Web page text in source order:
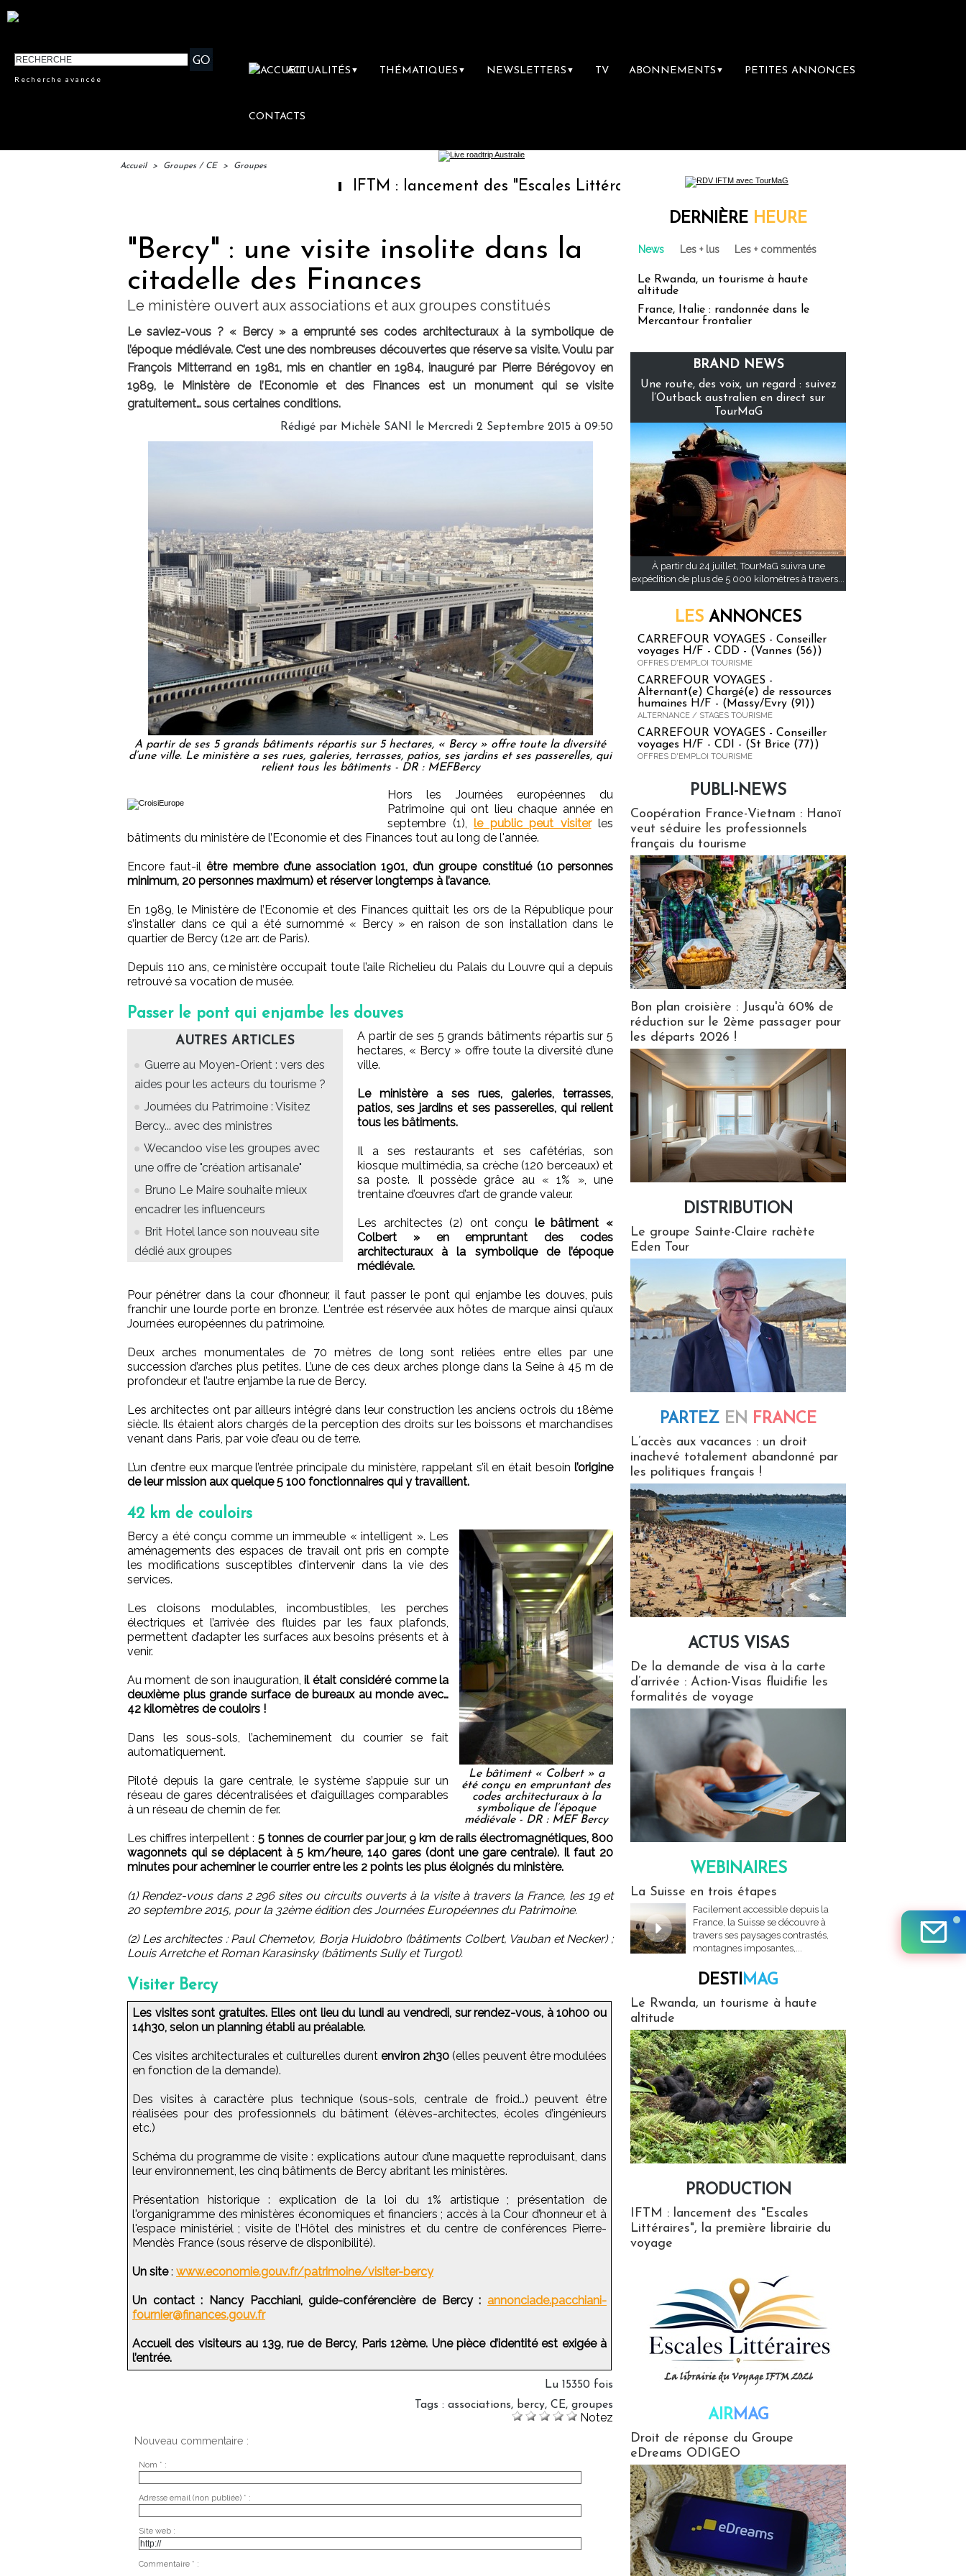
Recherche avancée
ACTUALITÉS ▼ THÉMATIQUES ▼ NEWSLETTERS ▼ TV ABONNEMENTS ▼ PETITES ANNONCES
CONTACTS
Accueil > Groupes / CE > Groupes
IFTM : lancement des "Escales Littéraires", la première librairie du voyage
"Bercy" : une visite insolite dans la
citadelle des Finances
Le ministère ouvert aux associations et aux groupes constitués
Le saviez-vous ? « Bercy » a emprunté ses codes architecturaux à la symbolique de
l’époque médiévale. C’est une des nombreuses découvertes que réserve sa visite. Voulu par
François Mitterrand en 1981, mis en chantier en 1984, inauguré par Pierre Bérégovoy en
1989, le Ministère de l’Economie et des Finances est un monument qui se visite
gratuitement… sous certaines conditions.
Rédigé par Michèle SANI le Mercredi 2 Septembre 2015 à 09:50
A partir de ses 5 grands bâtiments répartis sur 5 hectares, « Bercy » offre toute la diversité
d’une ville. Le ministère a ses rues, galeries, terrasses, patios, ses jardins et ses passerelles, qui
relient tous les bâtiments - DR : MEFBercy
Hors les Journées européennes du
Patrimoine qui ont lieu chaque année en
septembre (1), le public peut visiterles
bâtiments du ministère de l’Economie et des Finances tout au long de l'année.
Encore faut-ilêtre membre d’une association 1901, d’un groupe constitué (10 personnes
minimum, 20 personnes maximum) et réserver longtemps à l’avance.
En 1989, le Ministère de l’Economie et des Finances quittait les ors de la République pour
s’installer dans ce qui a été surnommé « Bercy » en raison de son installation dans le
quartier de Bercy (12e arr. de Paris).
Depuis 110 ans, ce ministère occupait toute l’aile Richelieu du Palais du Louvre qui a depuis
retrouvé sa vocation de musée.
Passer le pont qui enjambe les douves
AUTRES ARTICLES
Guerre au Moyen-Orient : vers des
aides pour les acteurs du tourisme ?
Journées du Patrimoine : Visitez
Bercy... avec des ministres
Wecandoo vise les groupes avec
une offre de "création artisanale"
Bruno Le Maire souhaite mieux
encadrer les influenceurs
Brit Hotel lance son nouveau site
dédié aux groupes
A partir de ses 5 grands bâtiments répartis sur 5
hectares, « Bercy » offre toute la diversité d’une
ville.
Le ministère a ses rues, galeries, terrasses,
patios, ses jardins et ses passerelles, qui relient
tous les bâtiments.
Il a ses restaurants et ses cafétérias, son
kiosque multimédia, sa crèche (120 berceaux) et
sa poste. Il possède grâce au « 1% », une
trentaine d’œuvres d’art de grande valeur.
Les architectes (2) ont conçu le bâtiment «
Colbert » en empruntant des codes
architecturaux à la symbolique de l’époque
médiévale.
Pour pénétrer dans la cour d’honneur, il faut passer le pont qui enjambe les douves, puis
franchir une lourde porte en bronze. L'entrée est réservée aux hôtes de marque ainsi qu’aux
Journées européennes du patrimoine.
Deux arches monumentales de 70 mètres de long sont reliées entre elles par une
succession d’arches plus petites. L’une de ces deux arches plonge dans la Seine à 45 m de
profondeur et l’autre enjambe la rue de Bercy.
Les architectes ont par ailleurs intégré dans leur construction les anciens octrois du 18ème
siècle. Ils étaient alors chargés de la perception des droits sur les boissons et marchandises
venant dans Paris, par voie d’eau ou de terre.
L’un d’entre eux marque l’entrée principale du ministère, rappelant s’il en était besoin l’origine
de leur mission aux quelque 5 100 fonctionnaires qui y travaillent.
42 km de couloirs
Le bâtiment « Colbert » a
été conçu en empruntant des
codes architecturaux à la
symbolique de l’époque
médiévale - DR : MEF Bercy
Bercy a été conçu comme un immeuble « intelligent ». Les
aménagements des espaces de travail ont pris en compte
les modifications susceptibles d’intervenir dans la vie des
services.
Les cloisons modulables, incombustibles, les perches
électriques et l’arrivée des fluides par les faux plafonds,
permettent d’adapter les surfaces aux besoins présents et à
venir.
Au moment de son inauguration, il était considéré comme la
deuxième plus grande surface de bureaux au monde avec…
42 kilomètres de couloirs !
Dans les sous-sols, l’acheminement du courrier se fait
automatiquement.
Piloté depuis la gare centrale, le système s’appuie sur un
réseau de gares décentralisées et d’aiguillages comparables
à un réseau de chemin de fer.
Les chiffres interpellent : 5 tonnes de courrier par jour, 9 km de rails électromagnétiques, 800
wagonnets qui se déplacent à 5 km/heure, 140 gares (dont une gare centrale). Il faut 20
minutes pour acheminer le courrier entre les 2 points les plus éloignés du ministère.
(1) Rendez-vous dans 2 296 sites ou circuits ouverts à la visite à travers la France, les 19 et
20 septembre 2015, pour la 32ème édition des Journées Européennes du Patrimoine.
(2) Les architectes : Paul Chemetov, Borja Huidobro (bâtiments Colbert, Vauban et Necker) ;
Louis Arretche et Roman Karasinsky (bâtiments Sully et Turgot).
Visiter Bercy
Les visites sont gratuites. Elles ont lieu du lundi au vendredi, sur rendez-vous, à 10h00 ou
14h30, selon un planning établi au préalable.
Ces visites architecturales et culturelles durent environ 2h30 (elles peuvent être modulées
en fonction de la demande).
Des visites à caractère plus technique (sous-sols, centrale de froid…) peuvent être
réalisées pour des professionnels du bâtiment (élèves-architectes, écoles d’ingénieurs
etc.)
Schéma du programme de visite : explications autour d’une maquette reproduisant, dans
leur environnement, les cinq bâtiments de Bercy abritant les ministères.
Présentation historique : explication de la loi du 1% artistique ; présentation de
l'organigramme des ministères économiques et financiers ; accès à la Cour d’honneur et à
l'espace ministériel ; visite de l’Hôtel des ministres et du centre de conférences Pierre-
Mendès France (sous réserve de disponibilité).
Un site: www.economie.gouv.fr/patrimoine/visiter-bercy
Un contact : Nancy Pacchiani, guide-conférencière de Bercy : annonciade.pacchiani-
fournier@finances.gouv.fr
Accueil des visiteurs au 139, rue de Bercy, Paris 12ème. Une pièce d’identité est exigée à
l’entrée.
Lu 15350 fois
Tags : associations, bercy, CE, groupes
Notez
Nouveau commentaire :
Nom * :
Adresse email (non publiée) * :
Site web :
Commentaire * :
DERNIÈRE HEURE
News Les + lus Les + commentés
Le Rwanda, un tourisme à haute
altitude
France, Italie : randonnée dans le
Mercantour frontalier
BRAND NEWS
Une route, des voix, un regard : suivez
l’Outback australien en direct sur
TourMaG
À partir du 24 juillet, TourMaG suivra une
expédition de plus de 5 000 kilomètres à travers...
LES ANNONCES
CARREFOUR VOYAGES - Conseiller
voyages H/F - CDD - (Vannes (56))
OFFRES D'EMPLOI TOURISME
CARREFOUR VOYAGES -
Alternant(e) Chargé(e) de ressources
humaines H/F - (Massy/Evry (91))
ALTERNANCE / STAGES TOURISME
CARREFOUR VOYAGES - Conseiller
voyages H/F - CDI - (St Brice (77))
OFFRES D'EMPLOI TOURISME
PUBLI-NEWS
Coopération France-Vietnam : Hanoï
veut séduire les professionnels
français du tourisme
Bon plan croisière : Jusqu'à 60% de
réduction sur le 2ème passager pour
les départs 2026 !
DISTRIBUTION
Le groupe Sainte-Claire rachète
Eden Tour
PARTEZ EN FRANCE
L’accès aux vacances : un droit
inachevé totalement abandonné par
les politiques français !
ACTUS VISAS
De la demande de visa à la carte
d’arrivée : Action-Visas fluidifie les
formalités de voyage
WEBINAIRES
La Suisse en trois étapes
Facilement accessible depuis la
France, la Suisse se découvre à
travers ses paysages contrastés,
montagnes imposantes,...
DESTIMAG
Le Rwanda, un tourisme à haute
altitude
PRODUCTION
IFTM : lancement des "Escales
Littéraires", la première librairie du
voyage
AIRMAG
Droit de réponse du Groupe
eDreams ODIGEO